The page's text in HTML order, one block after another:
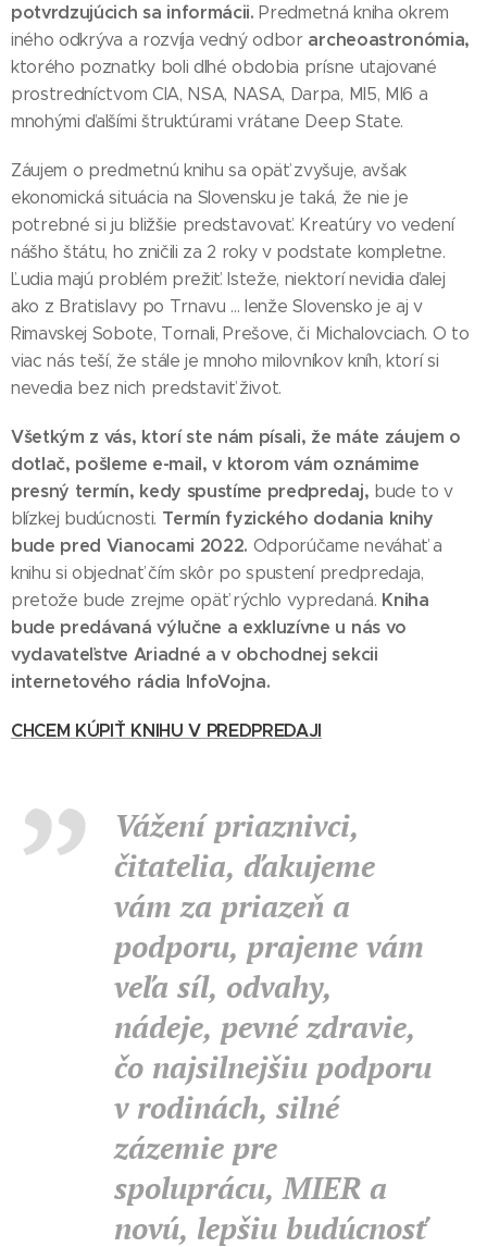
potvrdzujúcich sa informácii. Predmetná kniha okrem
iného odkrýva a rozvíja vedný odbor archeoastronómia,
ktorého poznatky boli dlhé obdobia prísne utajované
prostredníctvom CIA, NSA, NASA, Darpa, MI5, MI6 a
mnohými ďalšími štruktúrami vrátane Deep State.
Záujem o predmetnú knihu sa opäť zvyšuje, avšak
ekonomická situácia na Slovensku je taká, že nie je
potrebné si ju bližšie predstavovať. Kreatúry vo vedení
nášho štátu, ho zničili za 2 roky v podstate kompletne.
Ľudia majú problém prežiť. Isteže, niektorí nevidia ďalej
ako z Bratislavy po Trnavu ... lenže Slovensko je aj v
Rimavskej Sobote, Tornali, Prešove, či Michalovciach. O to
viac nás teší, že stále je mnoho milovníkov kníh, ktorí si
nevedia bez nich predstaviť život.
Všetkým z vás, ktorí ste nám písali, že máte záujem o
dotlač, pošleme e-mail, v ktorom vám oznámime
presný termín, kedy spustíme predpredaj, bude to v
blízkej budúcnosti. Termín fyzického dodania knihy
bude pred Vianocami 2022. Odporúčame neváhať a
knihu si objednať čím skôr po spustení predpredaja,
pretože bude zrejme opäť rýchlo vypredaná. Kniha
bude predávaná výlučne a exkluzívne u nás vo
vydavateľstve Ariadné a v obchodnej sekcii
internetového rádia InfoVojna.
CHCEM KÚPIŤ KNIHU V PREDPREDAJI
Vážení priaznivci,
čitatelia, ďakujeme
vám za priazeň a
podporu, prajeme vám
veľa síl, odvahy,
nádeje, pevné zdravie,
čo najsilnejšiu podporu
v rodinách, silné
zázemie pre
spoluprácu, MIER a
novú, lepšiu budúcnosť